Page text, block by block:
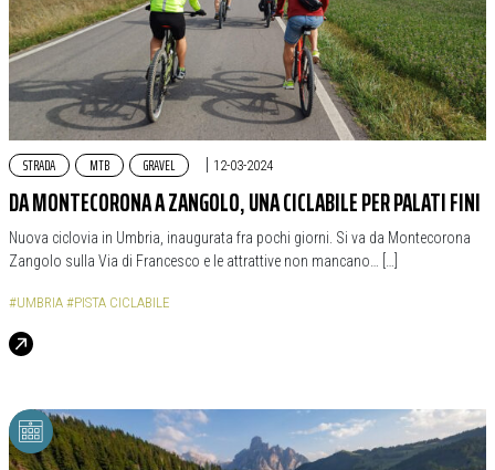
STRADA MTB GRAVEL | 12-03-2024
DA MONTECORONA A ZANGOLO, UNA CICLABILE PER PALATI FINI
Nuova ciclovia in Umbria, inaugurata fra pochi giorni. Si va da Montecorona
Zangolo sulla Via di Francesco e le attrattive non mancano… […]
#UMBRIA #PISTA CICLABILE